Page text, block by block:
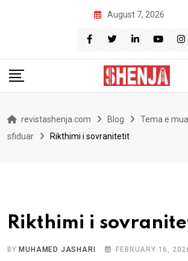
August 7, 2026
revistashenja.com Blog Tema e
sfiduar
Rikthimi i sovranitetit
Rikthimi i
BY MUHAMED JASHARI
FEBRUARY 16,